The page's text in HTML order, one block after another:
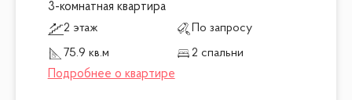
3-комнатная квартира
2 этаж
По запросу
75.9 кв.м
2 спальни